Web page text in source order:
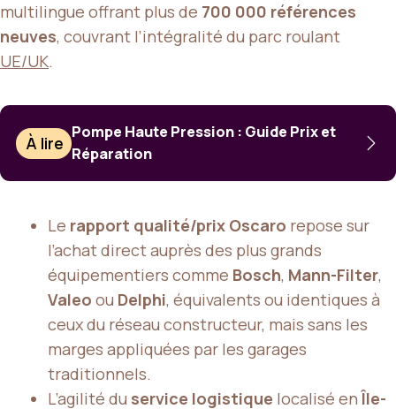
multilingue offrant plus de 700 000 références
neuves, couvrant l’intégralité du parc roulant
UE/UK.
À lire
Pompe Haute Pression : Guide Prix et
Réparation
Le rapport qualité/prix Oscaro repose sur
l’achat direct auprès des plus grands
équipementiers comme Bosch, Mann-Filter,
Valeo ou Delphi, équivalents ou identiques à
ceux du réseau constructeur, mais sans les
marges appliquées par les garages
traditionnels.
L’agilité du service logistique localisé enÎle-